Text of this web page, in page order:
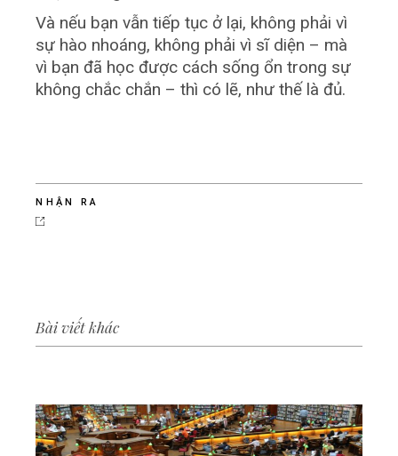
Và nếu bạn vẫn tiếp tục ở lại, không phải vì
sự hào nhoáng, không phải vì sĩ diện – mà
vì bạn đã học được cách sống ổn trong sự
không chắc chắn – thì có lẽ, như thế là đủ.
NHẬN RA
Bài viết khác